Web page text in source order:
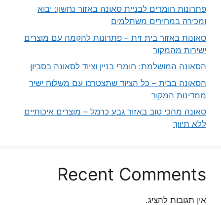
פתרונות חומרים לבניית סאונה באזור נחשון: יבוא
ומכירה במחירים משתלמים
סאונות באזור בית זית – פתרונות להקמה עם מוצרים
ישירות מהמקור
הסאונה המושלמת: חומרי בניין וציוד לסאונה בסביון
הסאונה בבית – כל הציוד שתצטרכו עם משלוח ישיר
ממדינות המקור
סאונה מהכי טוב באזור גבע כרמל – מוצרים איכותיים
ללא תיווך
Recent Comments
אין תגובות להציג.